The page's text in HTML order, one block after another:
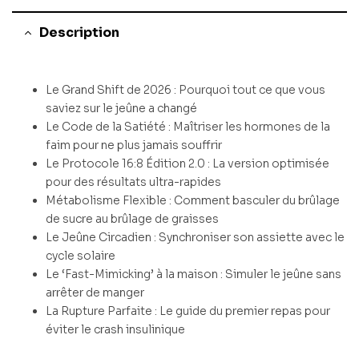
Description
Le Grand Shift de 2026 : Pourquoi tout ce que vous
saviez sur le jeûne a changé
Le Code de la Satiété : Maîtriser les hormones de la
faim pour ne plus jamais souffrir
Le Protocole 16:8 Édition 2.0 : La version optimisée
pour des résultats ultra-rapides
Métabolisme Flexible : Comment basculer du brûlage
de sucre au brûlage de graisses
Le Jeûne Circadien : Synchroniser son assiette avec le
cycle solaire
Le ‘Fast-Mimicking’ à la maison : Simuler le jeûne sans
arrêter de manger
La Rupture Parfaite : Le guide du premier repas pour
éviter le crash insulinique